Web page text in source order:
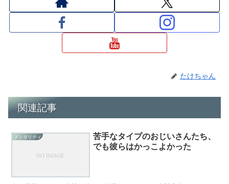
たけちゃん
関連記事
メンタリティ
苦手なタイプのおじいさんたち、
でも彼らはかっこよかった